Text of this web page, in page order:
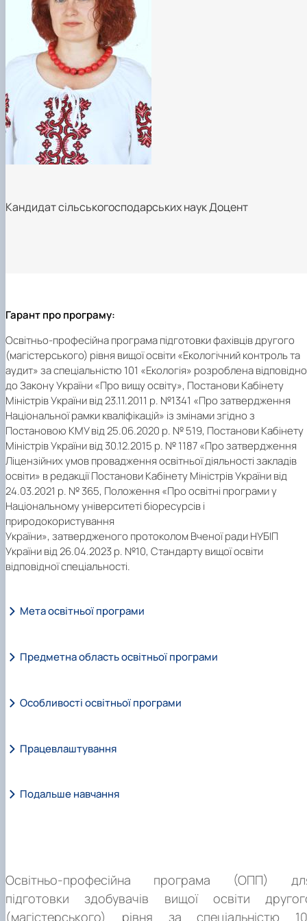
Освітньо-професійна програма (ОПП)
підготовки здобувачів вищої освіти
(магістерського) рівня за спеціальністю
Мета освітньої програми
Предметна область освітньої програми
Особливості освітньої програми
Працевлаштування
Подальше навчання
Кандидат сільськогосподарських наук Доцент
Гарант про програму:
Освітньо-професійна програма підготовки фахівців другого
(магістерського) рівня вищої освіти «Екологічний контроль та
аудит» за спеціальністю 101 «Екологія» розроблена відповідно
до Закону України «Про вищу освіту», Постанови Кабінету
Міністрів України від 23.11.2011 р. №1341 «Про затвердження
Національної рамки кваліфікацій» із змінами згідно з
Постановою КМУ від 25.06.2020 р. № 519, Постанови Кабінету
Міністрів України від 30.12.2015 р. № 1187 «Про затвердження
Ліцензійних умов провадження освітньої діяльності закладів
освіти» в редакції Постанови Кабінету Міністрів України від
24.03.2021 р. № 365, Положення «Про освітні програми у
Національному університеті біоресурсів і
природокористування
України», затвердженого протоколом Вченої ради НУБІП
України від 26.04.2023 р. №10, Стандарту вищої освіти
відповідної спеціальності.